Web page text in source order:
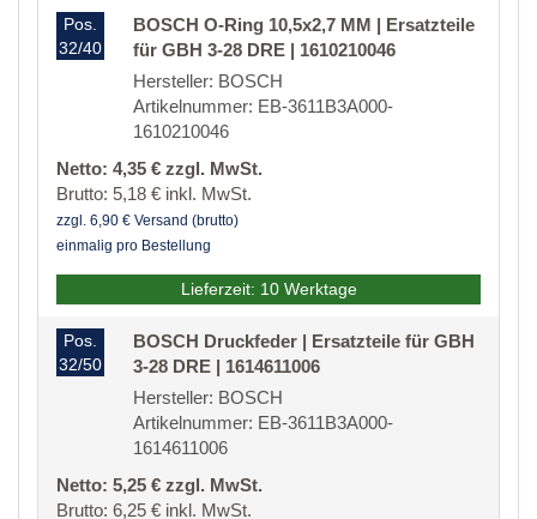
Pos.
32/40
BOSCH O-Ring 10,5x2,7 MM | Ersatzteile
für GBH 3-28 DRE | 1610210046
Hersteller: BOSCH
Artikelnummer: EB-3611B3A000-
1610210046
Netto: 4,35 € zzgl. MwSt.
Brutto: 5,18 € inkl. MwSt.
zzgl. 6,90 € Versand (brutto)
einmalig pro Bestellung
Lieferzeit: 10 Werktage
Pos.
32/50
BOSCH Druckfeder | Ersatzteile für GBH
3-28 DRE | 1614611006
Hersteller: BOSCH
Artikelnummer: EB-3611B3A000-
1614611006
Netto: 5,25 € zzgl. MwSt.
Brutto: 6,25 € inkl. MwSt.